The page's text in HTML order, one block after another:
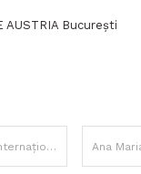
AUSTRIA București
însă pe fondul unor volume mai mici